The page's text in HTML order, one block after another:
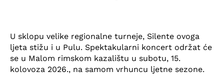
U sklopu velike regionalne turneje, Silente ovoga
ljeta stižu i u Pulu. Spektakularni koncert održat će
se u Malom rimskom kazalištu u subotu, 15.
kolovoza 2026., na samom vrhuncu ljetne sezone.